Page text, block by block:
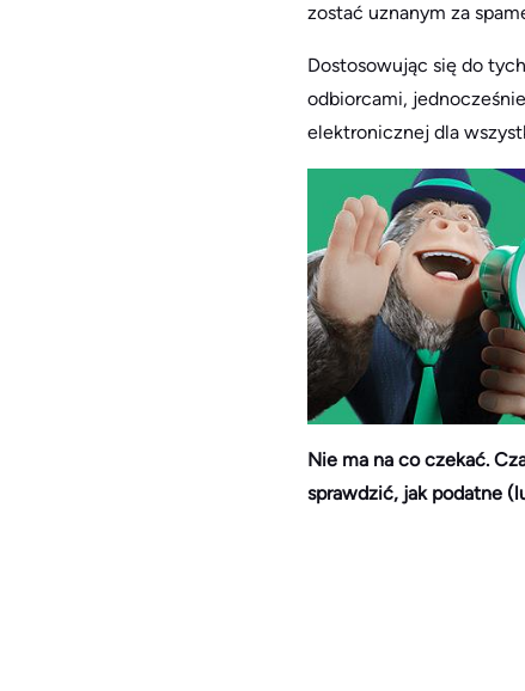
zostać uznanym za
Dostosowując się do
odbiorcami,
elektronicznej dla
Nie ma na co czekać.
sprawdzić, jak podatne